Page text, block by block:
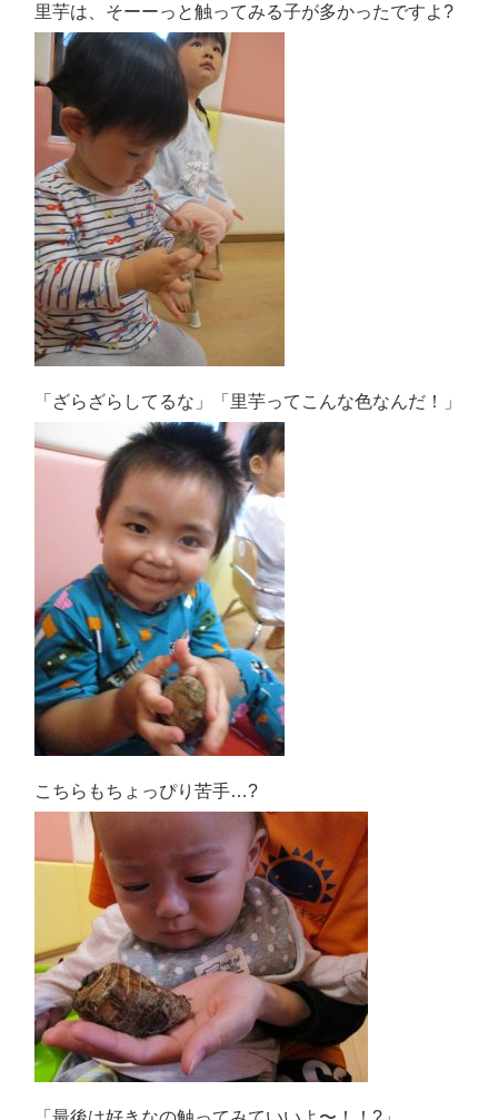
里芋は、そーーっと触ってみる子が多かったですよ?
「ざらざらしてるな」「里芋ってこんな色なんだ！」
こちらもちょっぴり苦手…?